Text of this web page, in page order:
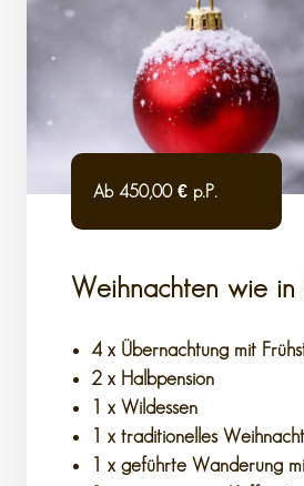
Ab 450,00 € p.P.
Weihnachten wie in
4 x Übernachtung mit
2 x Halbpension
1 x Wildessen
1 x traditionelles
1 x geführte Wanderung